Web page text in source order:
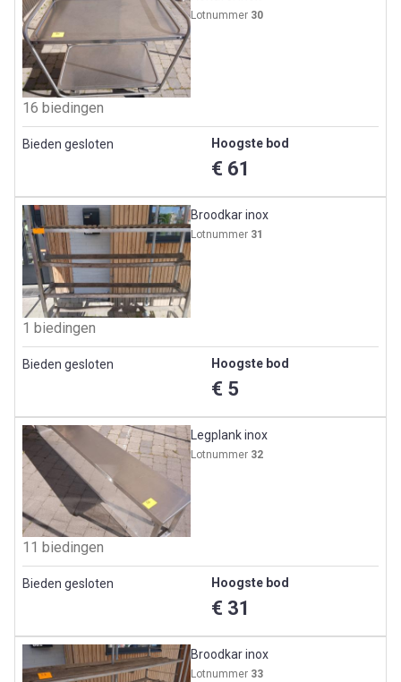
Lotnummer 30
16 biedingen
Bieden gesloten Hoogste bod
€ 61
Broodkar inox
Lotnummer 31
1 biedingen
Bieden gesloten Hoogste bod
€ 5
Legplank inox
Lotnummer 32
11 biedingen
Bieden gesloten Hoogste bod
€ 31
Broodkar inox
Lotnummer 33